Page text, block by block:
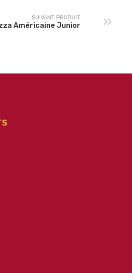
SUIVANT PRODUIT
Américaine Junior